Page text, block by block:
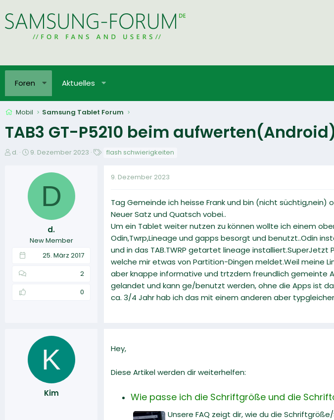
Foren Aktuelles
Mobil Samsung Tablet Forum
TAB3 GT-P5210 beim
E
d.
E
l
m
9. Dezember 2023 flash schwierigkeiten
D
d.
New Member
25. März 2017
2
0
9. Dezember 2023
Tag Gemeinde ich heisse Frank und bin (nicht süchtig,nein)
Neuer Satz und Quatsch vobei..
Um ein Tablet weiter nutzen zu können wollte ich einem
Odin,Twrp,Lineage und gapps besorgt und benutzt..Odin
und in das TAB.TWRP getartet lineage
welche mir etwas von Partition-Dingen meldet.Weil meine
aber knappe informative und trtzdem freundlich gemeinte
gelandet und kann ge/benutzt werden, ohne die Apps ist
ca. 3/4 Jahr hab ich das mit einem anderen aber
K
Kim
Hey,
Diese Artikel werden dir weiterhelfen:
Wie passe ich die Schriftgröße und die
Unsere FAQ zeigt dir, wie du die